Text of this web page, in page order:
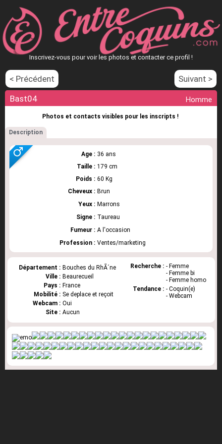
Inscrivez-vous pour voir les photos et contacter ce profil !
< Précédent
Suivant >
Bast04
Homme
Photos et contacts visibles pour les inscripts !
Description
Age : 36 ans
Taille : 179 cm
Poids : 60 Kg
Cheveux : Brun
Yeux : Marrons
Signe : Taureau
Fumeur : A l'occasion
Profession : Ventes/marketing
Département : Bouches du RhÃ´ne
Ville : Beaurecueil
Pays : France
Mobilité : Se deplace et reçoit
Webcam : Oui
Site : Aucun
Recherche : - Femme
- Femme bi
- Femme homo
Tendance : - Coquin(e)
- Webcam